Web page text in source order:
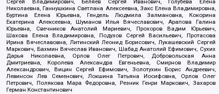
Сергей Владимирович, Беляев Сергей Иванович, Голубева Елена
Николаевна, Ганнушкина Светлана Алексеевна, Закс Елена Владимировна,
Буртина Елена Юрьевна, Гендель Людмила Залмановна, Кокорина
Екатерина Алексеевна, Шуманов Илья Вячеславович, Арапова Галина
Юрьевна, Свечников Анатолий Мариевич, Прохоров Вадим Юрьевич,
Шахова Елена Владимировна, Подузов Сергей Васильевич, Протасова
Ирина Вячеславовна, Литинский Леонид Борисович, Лукашевский Сергей
Маркович, Бахмин Вячеслав Иванович, Шабад Анатолий Ефимович, Сухих
Дарья Николаевна, Орлов Олег Петрович, Добровольская Анна
Дмитриевна, Королева Александра Евгеньевна, Смирнов Владимир
Александрович, Вицин Сергей Ефимович, Золотухин Борис Андреевич,
Левинсон Лев Семенович, Локшина Татьяна Иосифовна, Орлов Олег
Петрович, Полякова Мара Федоровна, Резник Генри Маркович, Захаров
Герман Константинович